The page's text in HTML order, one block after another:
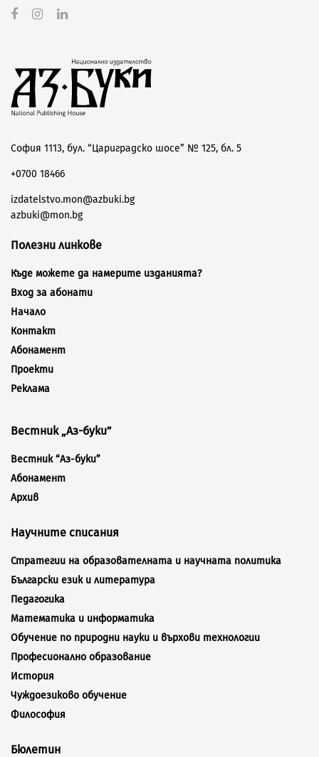
София 1113, бул. “Цариградско шосе” № 125, бл. 5
+0700 18466
izdatelstvo.mon@azbuki.bg
azbuki@mon.bg
Полезни линкове
Къде можете да намерите изданията?
Вход за абонати
Начало
Контакт
Абонамент
Проекти
Реклама
Вестник „Аз-буки”
Вестник “Аз-буки”
Абонамент
Архив
Научните списания
Стратегии на образователната и научната политика
Български език и литература
Педагогика
Математика и информатика
Обучение по природни науки и върхови технологии
Професионално образование
История
Чуждоезиково обучение
Философия
Бюлетин